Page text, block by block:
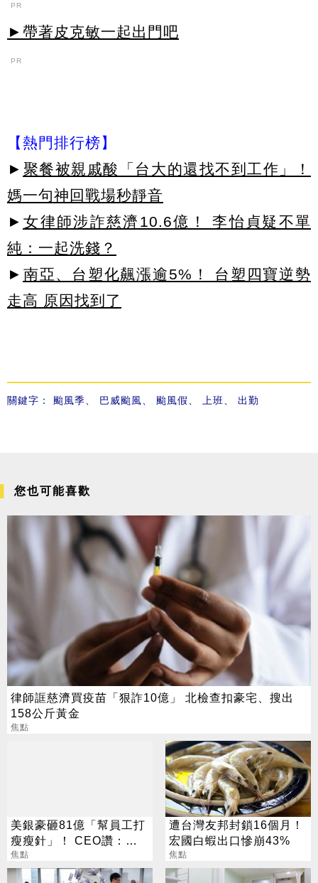
PR
►帶著皮克敏一起出門吧
PR
【熱門排行榜】
► 聚餐被親戚酸「台大的還找不到工作」！
媽一句神回戰場秒靜音
► 女律師涉詐慈濟10.6億！ 李怡貞疑不單
純：一起洗錢？
► 南亞、台塑化飆漲逾5%！ 台塑四寶逆勢
走高 原因找到了
關鍵字： 颱風季、 巴威颱風、 颱風假、 上班、 出勤
您也可能喜歡
律師誆慈濟買疫苗「狠詐10億」 北檢查扣豪宅、搜出
158公斤黃金
焦點
美銀豪砸81億「幫員工打
瘦瘦針」！ CEO讚：一
項值得的投資
焦點
遭台灣友邦封鎖16個月！
宏國白蝦出口慘崩43%
焦點